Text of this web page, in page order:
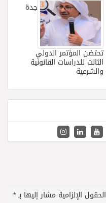
جدة
تحتضن المؤتمر الدولي
الثالث للدراسات القانونية
والشرعية
الحقول الإلزامية مشار إليها بـ*